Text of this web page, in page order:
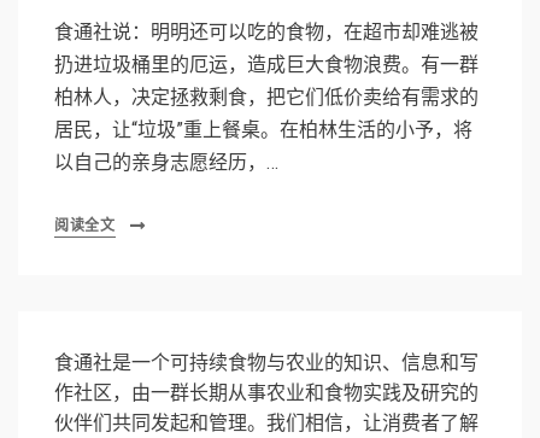
食通社说：明明还可以吃的食物，在超市却难逃被
扔进垃圾桶里的厄运，造成巨大食物浪费。有一群
柏林人，决定拯救剩食，把它们低价卖给有需求的
居民，让“垃圾”重上餐桌。在柏林生活的小予，将
以自己的亲身志愿经历，…
阅读全文
食通社是一个可持续食物与农业的知识、信息和写
作社区，由一群长期从事农业和食物实践及研究的
伙伴们共同发起和管理。我们相信，让消费者了解